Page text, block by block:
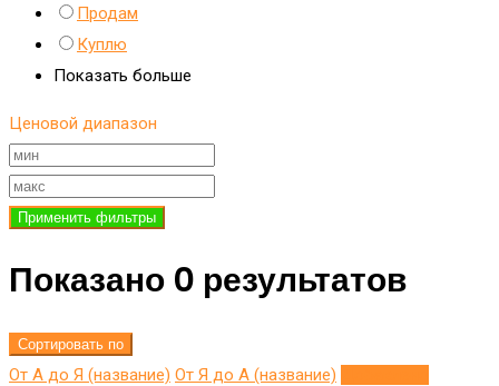
Продам
Куплю
Показать больше
Ценовой диапазон
Применить фильтры
Показано 0 результатов
Сортировать по
От А до Я (название) От Я до A (название)